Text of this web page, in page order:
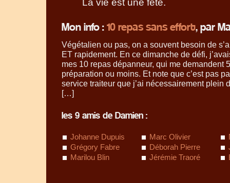
Mon info :10 repas sans effort, par
Végétalien ou pas, on a souvent besoin de
ET rapidement. En ce dimanche de défi,
mes 10 repas dépanneur, qui me demandent
préparation ou moins. Et note que c’est pas
service traiteur que j’ai nécessairement plein
[…]
les 9 amis de Damien :
Johanne Dupuis Marc Olivier
Grégory Fabre
Déborah Pierre
Marilou Blin
Jérémie Traoré